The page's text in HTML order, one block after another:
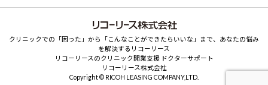
クリニックでの「困った」から「こんなことができたらいいな」まで、あなたの悩み
を解決するリコーリース
リコーリースのクリニック開業支援 ドクターサポート
リコーリース株式会社
Copyright © RICOH LEASING COMPANY,LTD.